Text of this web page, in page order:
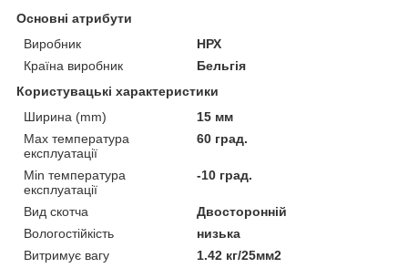
Основні атрибути
Виробник
НРХ
Країна виробник
Бельгія
Користувацькі характеристики
Ширина (mm)
15 мм
Max температура
експлуатації
60 град.
Min температура
експлуатації
-10 град.
Вид скотча
Двосторонній
Вологостійкість
низька
Витримує вагу
1.42 кг/25мм2